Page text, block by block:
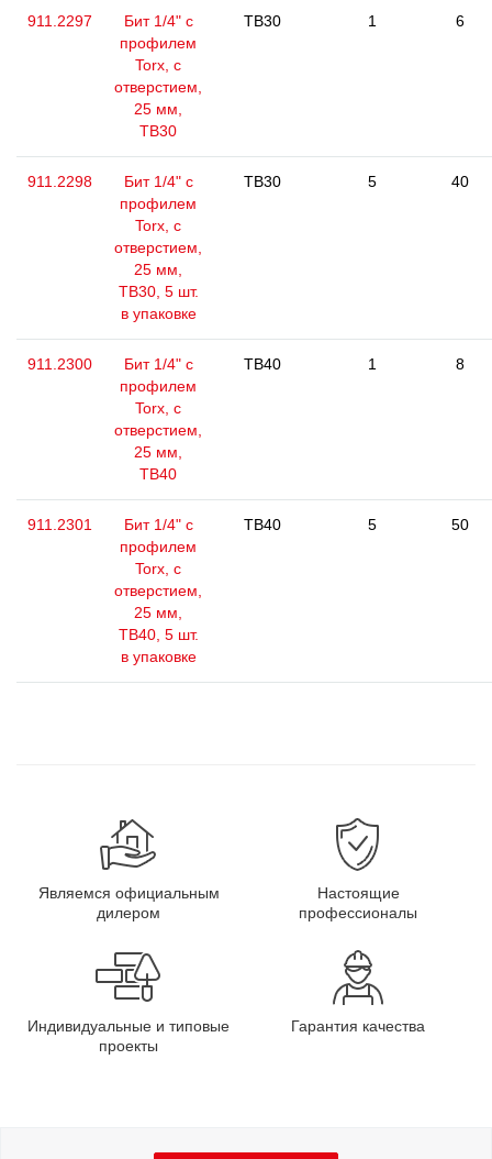
911.2297
Бит 1/4" с
профилем
Torx, с
отверстием,
25 мм,
ТВ30
TB30 1 6
911.2298
Бит 1/4" с
профилем
Torx, с
отверстием,
25 мм,
ТВ30, 5 шт.
в упаковке
TB30 5 40
911.2300
Бит 1/4" с
профилем
Torx, с
отверстием,
25 мм,
ТВ40
TB40 1 8
911.2301
Бит 1/4" с
профилем
Torx, с
отверстием,
25 мм,
ТВ40, 5 шт.
в упаковке
TB40 5 50
Являемся официальным
дилером
Настоящие
профессионалы
Индивидуальные и типовые
проекты
Гарантия качества